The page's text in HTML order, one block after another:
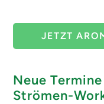
JETZT
Neue
Strömen-